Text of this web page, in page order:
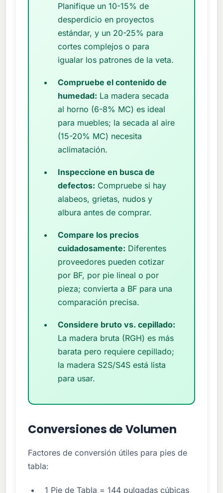
Planifique un 10-15% de
desperdicio en proyectos
estándar, y un 20-25% para
cortes complejos o para
igualar los patrones de la veta.
Compruebe el contenido de
humedad: La madera secada
al horno (6-8% MC) es ideal
para muebles; la secada al aire
(15-20% MC) necesita
aclimatación.
Inspeccione en busca de
defectos: Compruebe si hay
alabeos, grietas, nudos y
albura antes de comprar.
Compare los precios
cuidadosamente: Diferentes
proveedores pueden cotizar
por BF, por pie lineal o por
pieza; convierta a BF para una
comparación precisa.
Considere bruto vs. cepillado:
La madera bruta (RGH) es más
barata pero requiere cepillado;
la madera S2S/S4S está lista
para usar.
Conversiones de Volumen
Factores de conversión útiles para pies de
tabla:
1 Pie de Tabla = 144 pulgadas cúbicas